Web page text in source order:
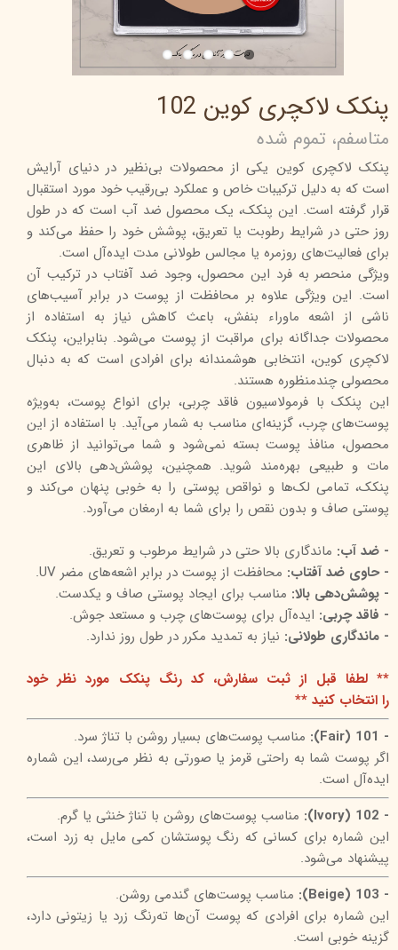
پنکک لاکچری کوین 102
متاسفم، تموم شده
پنکک لاکچری کوین یکی از محصولات بی‌نظیر در دنیای آرایش
است که به دلیل ترکیبات خاص و عملکرد بی‌رقیب خود مورد استقبال
قرار گرفته است. این پنکک، یک محصول ضد آب است که در طول
روز حتی در شرایط رطوبت یا تعریق، پوشش خود را حفظ می‌کند و
برای فعالیت‌های روزمره یا مجالس طولانی مدت ایده‌آل است.
ویژگی منحصر به فرد این محصول، وجود ضد آفتاب در ترکیب آن
است. این ویژگی علاوه بر محافظت از پوست در برابر آسیب‌های
ناشی از اشعه ماوراء بنفش، باعث کاهش نیاز به استفاده از
محصولات جداگانه برای مراقبت از پوست می‌شود. بنابراین، پنکک
لاکچری کوین، انتخابی هوشمندانه برای افرادی است که به دنبال
محصولی چندمنظوره هستند.
این پنکک با فرمولاسیون فاقد چربی، برای انواع پوست، به‌ویژه
پوست‌های چرب، گزینه‌ای مناسب به شمار می‌آید. با استفاده از این
محصول، منافذ پوست بسته نمی‌شود و شما می‌توانید از ظاهری
مات و طبیعی بهره‌مند شوید. همچنین، پوشش‌دهی بالای این
پنکک، تمامی لک‌ها و نواقص پوستی را به خوبی پنهان می‌کند و
پوستی صاف و بدون نقص را برای شما به ارمغان می‌آورد.
- ضد آب: ماندگاری بالا حتی در شرایط مرطوب و تعریق.
- حاوی ضد آفتاب: محافظت از پوست در برابر اشعه‌های مضر UV.
- پوشش‌دهی بالا: مناسب برای ایجاد پوستی صاف و یکدست.
- فاقد چربی: ایده‌آل برای پوست‌های چرب و مستعد جوش.
- ماندگاری طولانی: نیاز به تمدید مکرر در طول روز ندارد.
** لطفا قبل از ثبت سفارش، کد رنگ پنکک مورد نظر خود
را انتخاب کنید **
- 101 (Fair):
مناسب پوست‌های بسیار روشن با تناژ سرد.
اگر پوست شما به راحتی قرمز یا صورتی به نظر می‌رسد، این شماره
ایده‌آل است.
- 102 (Ivory):
مناسب پوست‌های روشن با تناژ خنثی یا گرم.
این شماره برای کسانی که رنگ پوستشان کمی مایل به زرد است،
پیشنهاد می‌شود.
- 103 (Beige):
مناسب پوست‌های گندمی روشن.
این شماره برای افرادی که پوست آن‌ها ته‌رنگ زرد یا زیتونی دارد،
گزینه خوبی است.